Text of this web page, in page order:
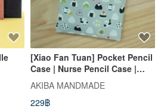
[Xiao Fan Tuan] Pocket Pencil
Case | Nurse Pencil Case |
Doctor Pencil Case | Teacher
Pencil Case
AKIBA MANDMADE
229฿